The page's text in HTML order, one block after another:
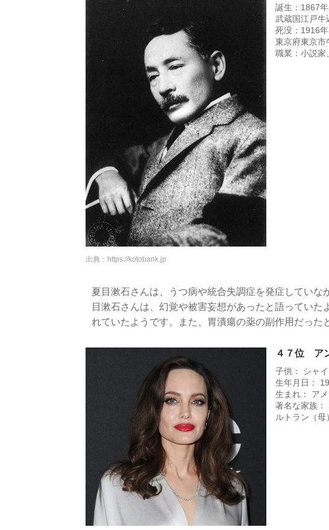
誕生：1867
武蔵国江戸牛
死没：1916年
東京府東京市
職業：小説家
出典： https://kotobank.jp
夏目漱石さんは、うつ病や統合失調症を発症していな
目漱石さんは、幻覚や被害妄想があったと語っていた
れていたようです。また、胃潰瘍の薬の副作用だった
４７位 ア
子供： シャ
生年月日：
生まれ： ア
著名な家族：
ルトラン（母）